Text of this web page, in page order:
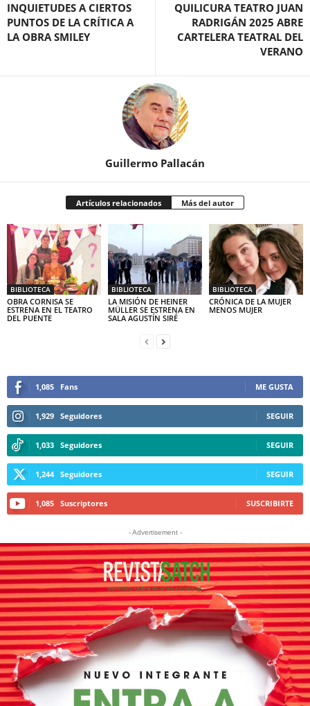
INQUIETUDES A CIERTOS
PUNTOS DE LA CRÍTICA A
LA OBRA SMILEY
QUILICURA TEATRO JUAN
RADRIGÁN 2025 ABRE
CARTELERA TEATRAL DEL
VERANO
Guillermo Pallacán
Artículos relacionados Más del autor
BIBLIOTECA
OBRA CORNISA SE
ESTRENA EN EL TEATRO
DEL PUENTE
BIBLIOTECA
LA MISIÓN DE HEINER
MÜLLER SE ESTRENA EN
SALA AGUSTÍN SIRÉ
BIBLIOTECA
CRÓNICA DE LA MUJER
MENOS MUJER
1,085 Fans ME GUSTA
1,929 Seguidores SEGUIR
1,033 Seguidores SEGUIR
1,244 Seguidores SEGUIR
1,085 Suscriptores SUSCRIBIRTE
- Advertisement -